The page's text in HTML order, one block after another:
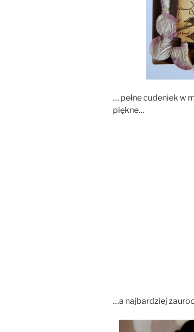
… pełne cudeniek w
piękne…
…a najbardziej